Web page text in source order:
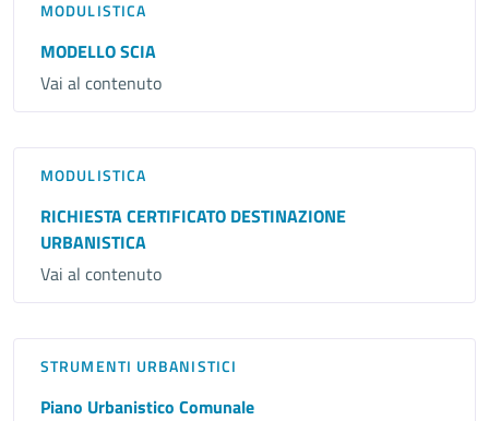
MODULISTICA
MODELLO SCIA
Vai al contenuto
MODULISTICA
RICHIESTA CERTIFICATO DESTINAZIONE
URBANISTICA
Vai al contenuto
STRUMENTI URBANISTICI
Piano Urbanistico Comunale